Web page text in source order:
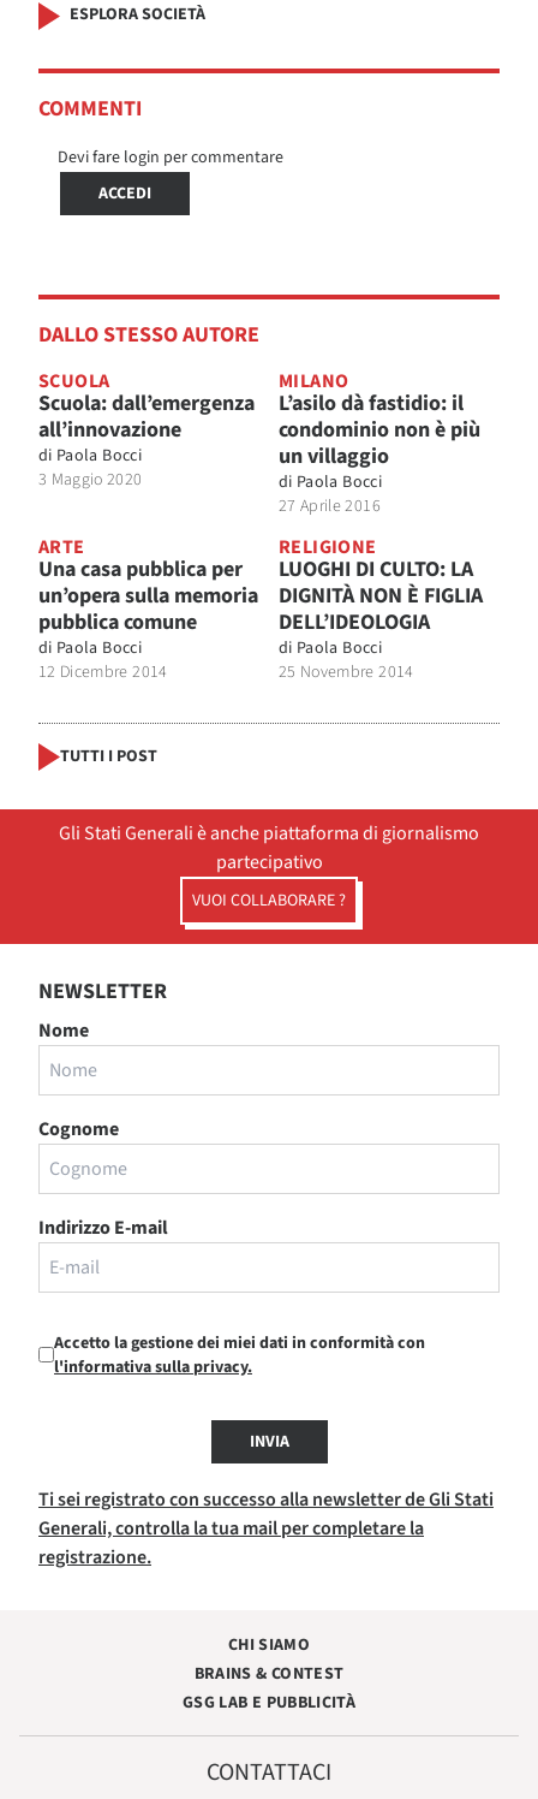
ESPLORA SOCIETÀ
COMMENTI
Devi fare login per commentare
ACCEDI
DALLO STESSO AUTORE
SCUOLA
Scuola: dall’emergenza
all’innovazione
di Paola Bocci
3 Maggio 2020
MILANO
L’asilo dà fastidio: il
condominio non è più
un villaggio
di Paola Bocci
27 Aprile 2016
ARTE
Una casa pubblica per
un’opera sulla memoria
pubblica comune
di Paola Bocci
12 Dicembre 2014
RELIGIONE
LUOGHI DI CULTO: LA
DIGNITÀ NON È FIGLIA
DELL’IDEOLOGIA
di Paola Bocci
25 Novembre 2014
TUTTI I POST
Gli Stati Generali è anche piattaforma di giornalismo
partecipativo
VUOI COLLABORARE ?
NEWSLETTER
Nome
Cognome
Indirizzo E-mail
Accetto la gestione dei miei dati in conformità con
l'informativa sulla privacy.
INVIA
Ti sei registrato con successo alla newsletter de Gli Stati
Generali, controlla la tua mail per completare la
registrazione.
CHI SIAMO
BRAINS & CONTEST
GSG LAB E PUBBLICITÀ
CONTATTACI